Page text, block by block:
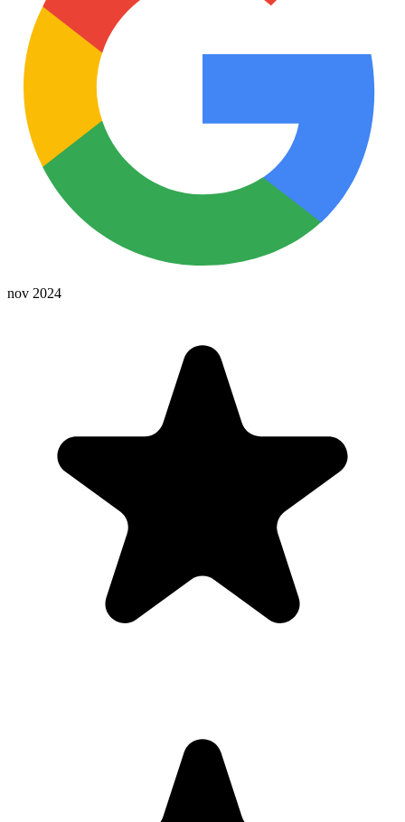
nov 2024